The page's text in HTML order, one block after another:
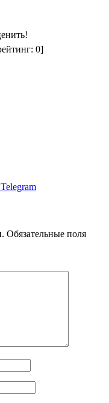
0]
Telegram
Обязательные поля